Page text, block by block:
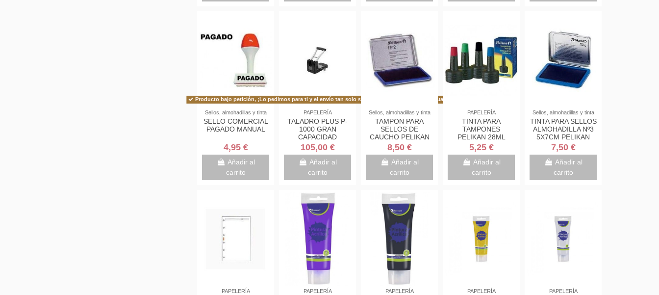
En stock
Sellos, almohadillas y tinta
SELLO COMERCIAL
PAGADO MANUAL
4,95 €
Añadir al
carrito
Producto bajo petición, ¡Lo pedimos para ti y el envío tan solo se demora 48h más de lo habitual!
PAPELERÍA
TALADRO PLUS P-
1000 GRAN
CAPACIDAD
100HOJAS
105,00 €
Añadir al
carrito
Sellos, almohadillas y tinta
TAMPON PARA
SELLOS DE
CAUCHO PELIKAN
Nº2 7X11CMS
8,50 €
Añadir al
carrito
PAPELERÍA
TINTA PARA
TAMPONES
PELIKAN 28ML
5,25 €
Añadir al
carrito
Sellos, almohadillas y tinta
TINTA PARA SELLOS
ALMOHADILLA Nº3
5X7CM PELIKAN
7,50 €
Añadir al
carrito
PAPELERÍA PAPELERÍA PAPELERÍA PAPELERÍA PAPELERÍA